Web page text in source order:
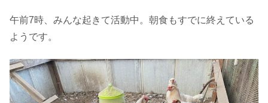
午前7時、みんな起きて活動中。朝食もすでに終えている
ようです。